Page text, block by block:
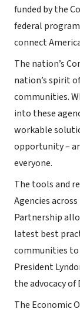
funded by the
federal
connect
The nation’s
nation’s spirit
communities.
into these
workable
opportunity –
everyone.
The tools and
Agencies
Partnership
latest best
communities to
President
the advocacy of
The Economic